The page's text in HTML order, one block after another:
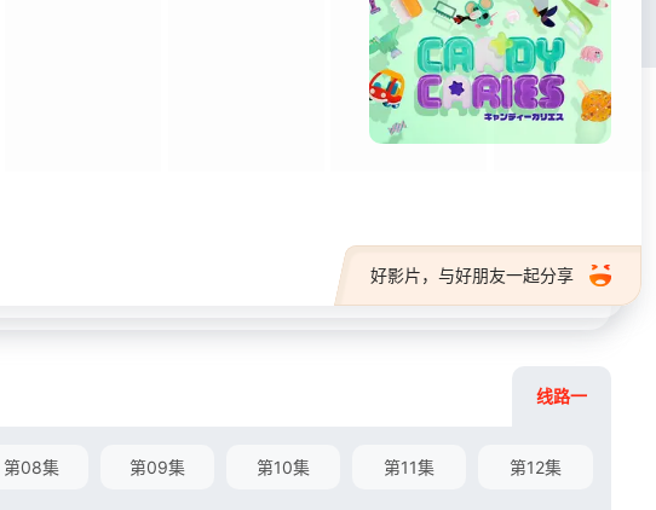
好影片，与好朋友一起分享
线路一
第08集 第09集 第10集 第11集 第12集